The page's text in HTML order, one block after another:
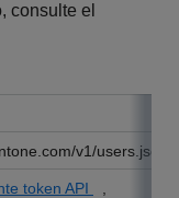
consulte el
v1/users.json
token API